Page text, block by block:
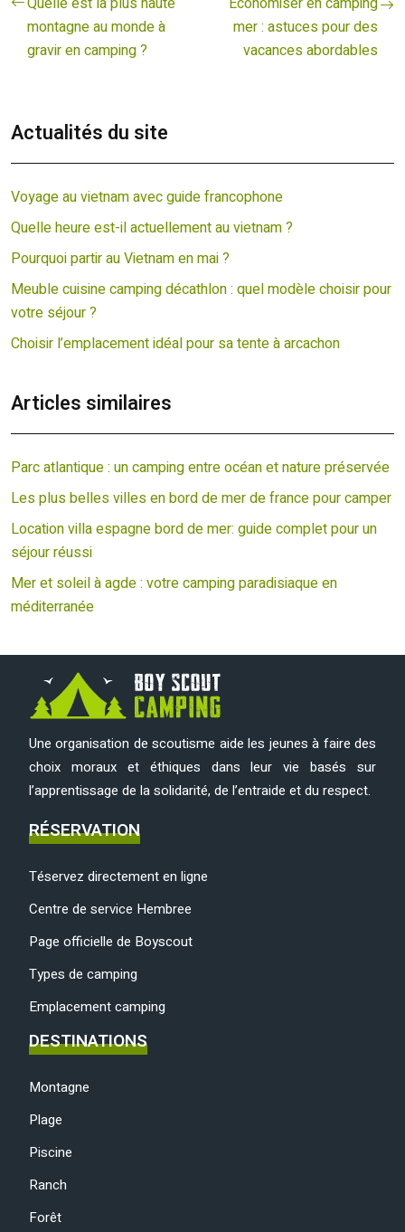
montagne au monde à
gravir en camping ?
mer : astuces pour des
vacances abordables
Actualités du site
Voyage au vietnam avec guide francophone
Quelle heure est-il actuellement au vietnam ?
Pourquoi partir au Vietnam en mai ?
Meuble cuisine camping décathlon : quel modèle choisir pour
votre séjour ?
Choisir l’emplacement idéal pour sa tente à arcachon
Articles similaires
Parc atlantique : un camping entre océan et nature préservée
Les plus belles villes en bord de mer de france pour camper
Location villa espagne bord de mer: guide complet pour un
séjour réussi
Mer et soleil à agde : votre camping paradisiaque en
méditerranée
Une organisation de scoutisme aide les jeunes à faire des
choix moraux et éthiques dans leur vie basés sur
l’apprentissage de la solidarité, de l’entraide et du respect.
RÉSERVATION
Téservez directement en ligne
Centre de service Hembree
Page officielle de Boyscout
Types de camping
Emplacement camping
DESTINATIONS
Montagne
Plage
Piscine
Ranch
Forêt